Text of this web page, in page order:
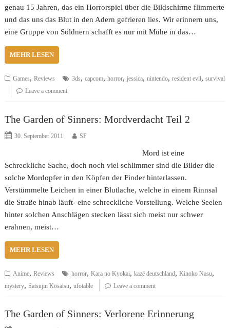
genau 15 Jahren, das ein Horrorspiel über die Bildschirme flimmerte
und das uns das Blut in den Adern gefrieren lies. Wir erinnern uns,
eine Gruppe von Söldnern schafft es nur mit Mühe in das…
MEHR LESEN
Games,Reviews 3ds,capcom,horror,jessica,nintendo,resident evil,survival
Leave a comment
The Garden of Sinners: Mordverdacht Teil 2
30. September 2011 SF
Mord ist eine
Schreckliche Sache, doch noch viel schlimmer sind die Bilder die
solche Mordopfer in den Köpfen der Finder hinterlassen.
Verstümmelte Leichen in einer Blutlache, welche in einem Rinnsal
die Straße hinab läuft- eine schreckliche Vorstellung. Welche Seelen
hinter solchen Anschlägen stecken lässt sich meist nur schwer
erahnen, meist…
MEHR LESEN
Anime,Reviews horror,Kara no Kyokai,kazé deutschland,Kinoko Nasu,
mystery,Satsujin Kōsatsu,ufotable Leave a comment
The Garden of Sinners: Verlorene Erinnerung